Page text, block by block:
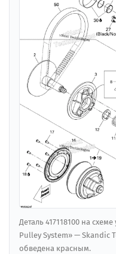
Деталь 417118100 на
Pulley System» — Skandic
обведена красным.